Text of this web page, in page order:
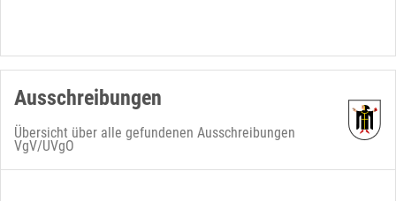
Ausschreibungen
Übersicht über alle gefundenen Ausschreibungen
VgV/UVgO